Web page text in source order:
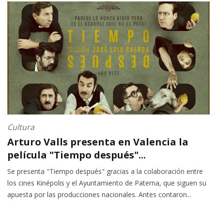
Cultura
Arturo Valls presenta en Valencia la
película "Tiempo después"...
Se presenta "Tiempo después" gracias a la colaboración entre
los cines Kinépolis y el Ayuntamiento de Paterna, que siguen su
apuesta por las producciones nacionales. Antes contaron...